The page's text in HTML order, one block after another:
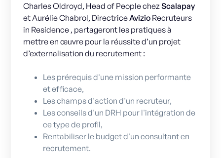
Charles Oldroyd, Head of People chezScalapay
et Aurélie Chabrol, DirectriceAvizio Recruteurs
in Residence , partageront les pratiques à
mettre en œuvre pour la réussite d’un projet
d’externalisation du recrutement :
Les prérequis d'une mission performante
et efficace,
Les champs d'action d'un recruteur,
Les conseils d'un DRH pour l'intégration de
ce type de profil,
Rentabiliser le budget d'un consultant en
recrutement.